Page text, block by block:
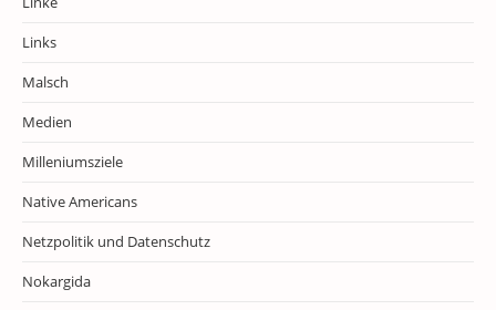
Links
Malsch
Medien
Milleniumsziele
Native Americans
Netzpolitik und Datenschutz
Nokargida